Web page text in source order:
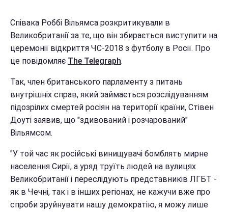
Співака Роббі Вільямса розкритикували в
Великобританії за те, що він збирається виступити на
церемонії відкриття ЧС-2018 з футболу в Росії. Про
це повідомляє The Telegraph.
Так, член британського парламенту з питань
внутрішніх справ, який займається розслідуванням
підозрілих смертей росіян на території країни, Стівен
Доуті заявив, що "здивований і розчарований"
Вільямсом.
"У той час як російські винищувачі бомблять мирне
населення Сирії, а уряд труїть людей на вулицях
Великобританії і переслідують представників ЛГБТ -
як в Чечні, так і в інших регіонах, не кажучи вже про
спроби зруйнувати нашу демократію, я можу лише